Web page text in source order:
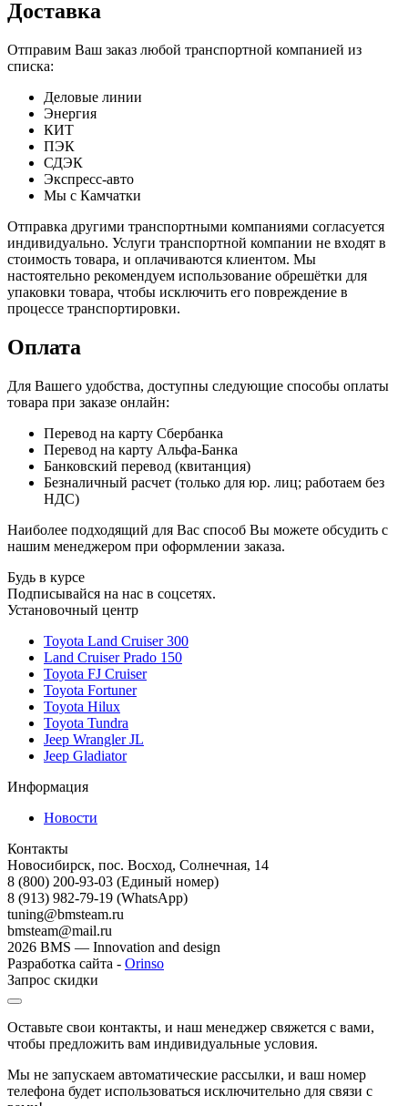
Доставка
Отправим Ваш заказ любой транспортной компанией из
списка:
Деловые линии
Энергия
КИТ
ПЭК
СДЭК
Экспресс-авто
Мы с Камчатки
Отправка другими транспортными компаниями согласуется
индивидуально. Услуги транспортной компании не входят в
стоимость товара, и оплачиваются клиентом. Мы
настоятельно рекомендуем использование обрешётки для
упаковки товара, чтобы исключить его повреждение в
процессе транспортировки.
Оплата
Для Вашего удобства, доступны следующие способы оплаты
товара при заказе онлайн:
Перевод на карту Сбербанка
Перевод на карту Альфа-Банка
Банковский перевод (квитанция)
Безналичный расчет (только для юр. лиц; работаем без
НДС)
Наиболее подходящий для Вас способ Вы можете обсудить с
нашим менеджером при оформлении заказа.
Будь в курсе
Подписывайся на нас в соцсетях.
Установочный центр
Toyota Land Cruiser 300
Land Cruiser Prado 150
Toyota FJ Cruiser
Toyota Fortuner
Toyota Hilux
Toyota Tundra
Jeep Wrangler JL
Jeep Gladiator
Информация
Новости
Контакты
Новосибирск, пос. Восход, Солнечная, 14
8 (800) 200-93-03 (Единый номер)
8 (913) 982-79-19 (WhatsApp)
tuning@bmsteam.ru
bmsteam@mail.ru
2026 BMS — Innovation and design
Разработка сайта - Orinso
Запрос скидки
Оставьте свои контакты, и наш менеджер свяжется с вами,
чтобы предложить вам индивидуальные условия.
Мы не запускаем автоматические рассылки, и ваш номер
телефона будет использоваться исключительно для связи с